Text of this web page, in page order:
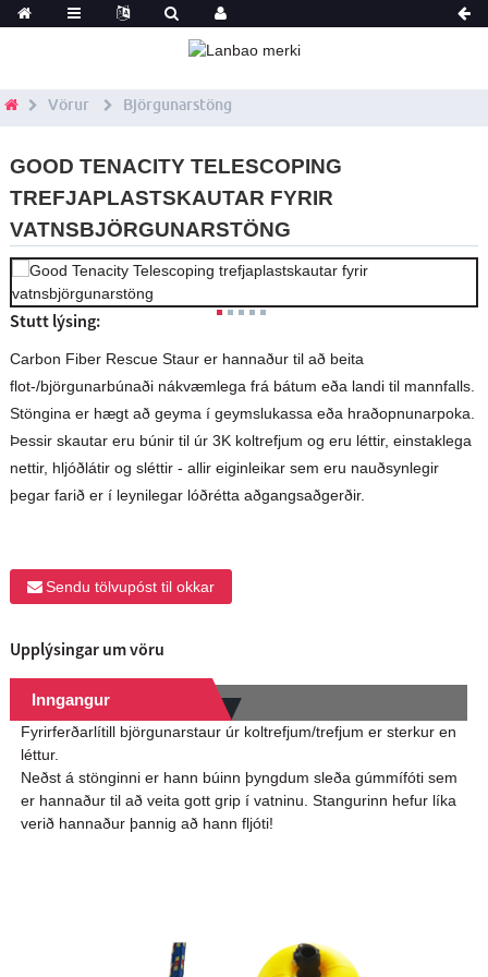
Vörur Björgunarstöng
GOOD TENACITY TELESCOPING
TREFJAPLASTSKAUTAR FYRIR
VATNSBJÖRGUNARSTÖNG
Stutt lýsing:
Carbon Fiber Rescue Staur er hannaður til að beita
flot-/björgunarbúnaði nákvæmlega frá bátum eða landi til mannfalls.
Stöngina er hægt að geyma í geymslukassa eða hraðopnunarpoka.
Þessir skautar eru búnir til úr 3K koltrefjum og eru léttir, einstaklega
nettir, hljóðlátir og sléttir - allir eiginleikar sem eru nauðsynlegir
þegar farið er í leynilegar lóðrétta aðgangsaðgerðir.
Sendu tölvupóst til okkar
Upplýsingar um vöru
Inngangur
Fyrirferðarlítill björgunarstaur úr koltrefjum/trefjum er sterkur en
léttur.
Neðst á stönginni er hann búinn þyngdum sleða gúmmífóti sem
er hannaður til að veita gott grip í vatninu. Stangurinn hefur líka
verið hannaður þannig að hann fljóti!